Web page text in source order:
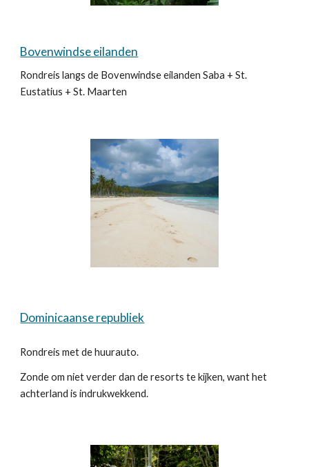
Bovenwindse eilanden
Rondreis langs de Bovenwindse eilanden Saba + St.
Eustatius + St. Maarten
Dominicaanse republiek
Rondreis met de huurauto.
Zonde om niet verder dan de resorts te kijken, want het
achterland is indrukwekkend.